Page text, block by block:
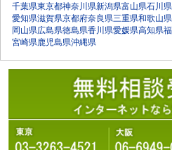
千葉県東京都神奈川県新潟県富山県石川県
愛知県滋賀県京都府奈良県三重県和歌山県
岡山県広島県徳島県香川県愛媛県高知県
宮崎県鹿児島県沖縄県